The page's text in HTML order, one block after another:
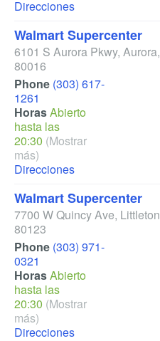
Direcciones
Walmart Supercenter
6101 S Aurora Pkwy, Aurora,
80016
Phone (303) 617-
1261
HorasAbierto
hasta las
20:30 (Mostrar
más)
Direcciones
Walmart Supercenter
7700 W Quincy Ave, Littleton
80123
Phone (303) 971-
0321
HorasAbierto
hasta las
20:30 (Mostrar
más)
Direcciones